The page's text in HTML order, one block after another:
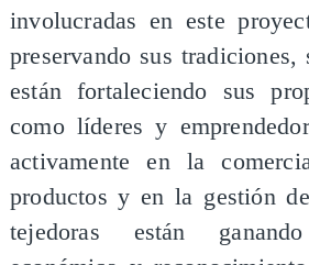
involucradas en este
preservando sus tradiciones,
están fortaleciendo sus
como líderes y
activamente en la
productos y en la gestión
tejedoras están